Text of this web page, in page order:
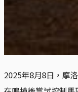
2025年8月8日，摩